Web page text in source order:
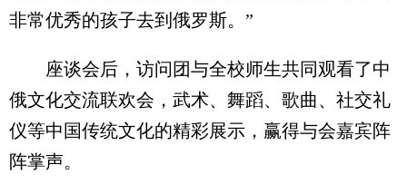
非常优秀的孩子去到俄罗斯。”
座谈会后，访问团与全校师生共同观看了中
俄文化交流联欢会，武术、舞蹈、歌曲、社交礼
仪等中国传统文化的精彩展示，赢得与会嘉宾阵
阵掌声。